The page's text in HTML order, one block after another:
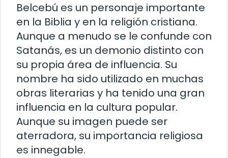
Belcebú es un personaje importante
en la Biblia y en la religión cristiana.
Aunque a menudo se le confunde con
Satanás, es un demonio distinto con
su propia área de influencia. Su
nombre ha sido utilizado en muchas
obras literarias y ha tenido una gran
influencia en la cultura popular.
Aunque su imagen puede ser
aterradora, su importancia religiosa
es innegable.